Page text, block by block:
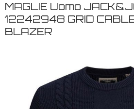
MAGLIE Uomo
12242948 GRID
BLAZER